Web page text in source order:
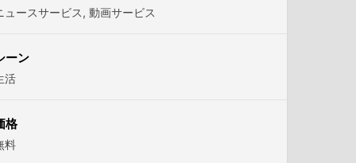
ュースサービス, 動画サービス
ーン
活
格
料